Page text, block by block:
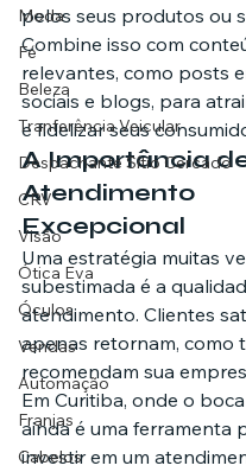
Moda
Fé
Beleza
Tranferência Veicular
Despachante Sítio Cercado
CRV
Visão
Ótica Eva
Óculos
Vendas
Automação
Franjas
Cabelos
pelos seus produtos ou
Combine isso com
relevantes, como posts
sociais e blogs, para
e fidelizar seus
A Importância
Atendimento
Excepcional
Uma estratégia muitas
subestimada é a
atendimento. Clientes
apenas retornam, como
recomendam sua
Em Curitiba, onde o
ainda é uma ferramenta
investir em um